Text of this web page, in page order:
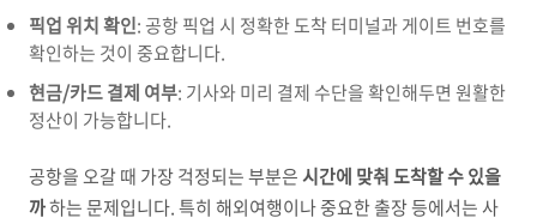
픽업 위치 확인: 공항 픽업 시 정확한 도착 터미널과 게이트 번호를
확인하는 것이 중요합니다.
현금/카드 결제 여부: 기사와 미리 결제 수단을 확인해두면 원활한
정산이 가능합니다.
공항을 오갈 때 가장 걱정되는 부분은시간에 맞춰 도착할 수 있을
까하는 문제입니다. 특히 해외여행이나 중요한 출장 등에서는 사